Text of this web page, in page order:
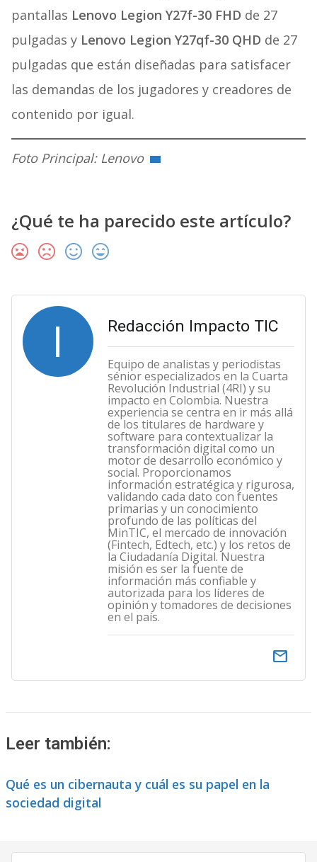
pantallas Lenovo Legion Y27f-30 FHD de 27
pulgadas y Lenovo Legion Y27qf-30 QHD de 27
pulgadas que están diseñadas para satisfacer
las demandas de los jugadores y creadores de
contenido por igual.
Foto Principal: Lenovo
¿Qué te ha parecido este artículo?
I Redacción Impacto TIC
Equipo de analistas y periodistas
sénior especializados en la Cuarta
Revolución Industrial (4RI) y su
impacto en Colombia. Nuestra
experiencia se centra en ir más allá
de los titulares de hardware y
software para contextualizar la
transformación digital como un
motor de desarrollo económico y
social. Proporcionamos
información estratégica y rigurosa,
validando cada dato con fuentes
primarias y un conocimiento
profundo de las políticas del
MinTIC, el mercado de innovación
(Fintech, Edtech, etc.) y los retos de
la Ciudadanía Digital. Nuestra
misión es ser la fuente de
información más confiable y
autorizada para los líderes de
opinión y tomadores de decisiones
en el país.
email
Leer también:
Qué es un cibernauta y cuál es su papel en la
sociedad digital